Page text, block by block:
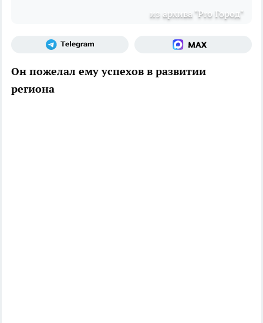
из архива "Pro Город"
Он пожелал ему успехов в развитии
региона